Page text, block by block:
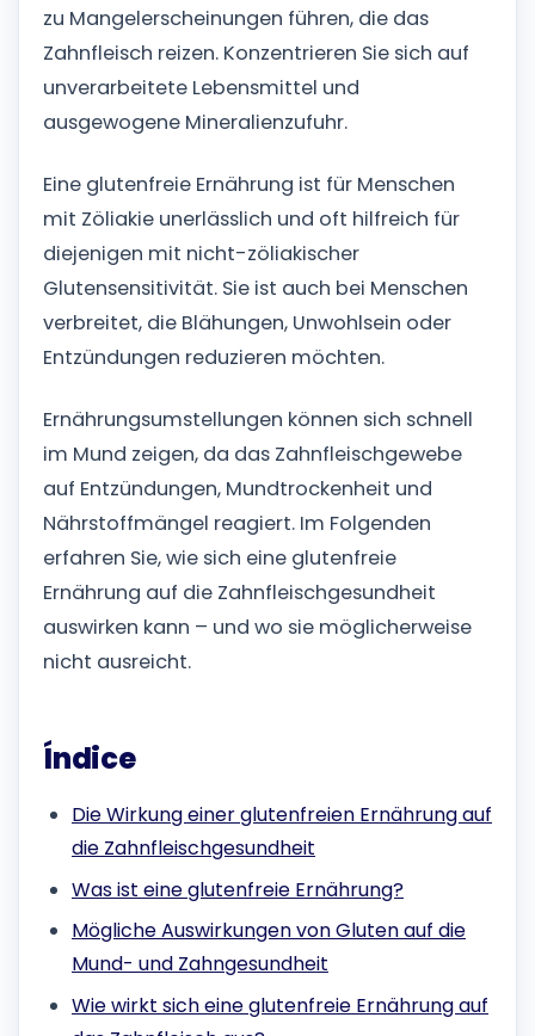
zu Mangelerscheinungen führen, die das
Zahnfleisch reizen. Konzentrieren Sie sich auf
unverarbeitete Lebensmittel und
ausgewogene Mineralienzufuhr.
Eine glutenfreie Ernährung ist für Menschen
mit Zöliakie unerlässlich und oft hilfreich für
diejenigen mit nicht-zöliakischer
Glutensensitivität. Sie ist auch bei Menschen
verbreitet, die Blähungen, Unwohlsein oder
Entzündungen reduzieren möchten.
Ernährungsumstellungen können sich schnell
im Mund zeigen, da das Zahnfleischgewebe
auf Entzündungen, Mundtrockenheit und
Nährstoffmängel reagiert. Im Folgenden
erfahren Sie, wie sich eine glutenfreie
Ernährung auf die Zahnfleischgesundheit
auswirken kann – und wo sie möglicherweise
nicht ausreicht.
Índice
Die Wirkung einer glutenfreien Ernährung auf
die Zahnfleischgesundheit
Was ist eine glutenfreie Ernährung?
Mögliche Auswirkungen von Gluten auf die
Mund- und Zahngesundheit
Wie wirkt sich eine glutenfreie Ernährung auf